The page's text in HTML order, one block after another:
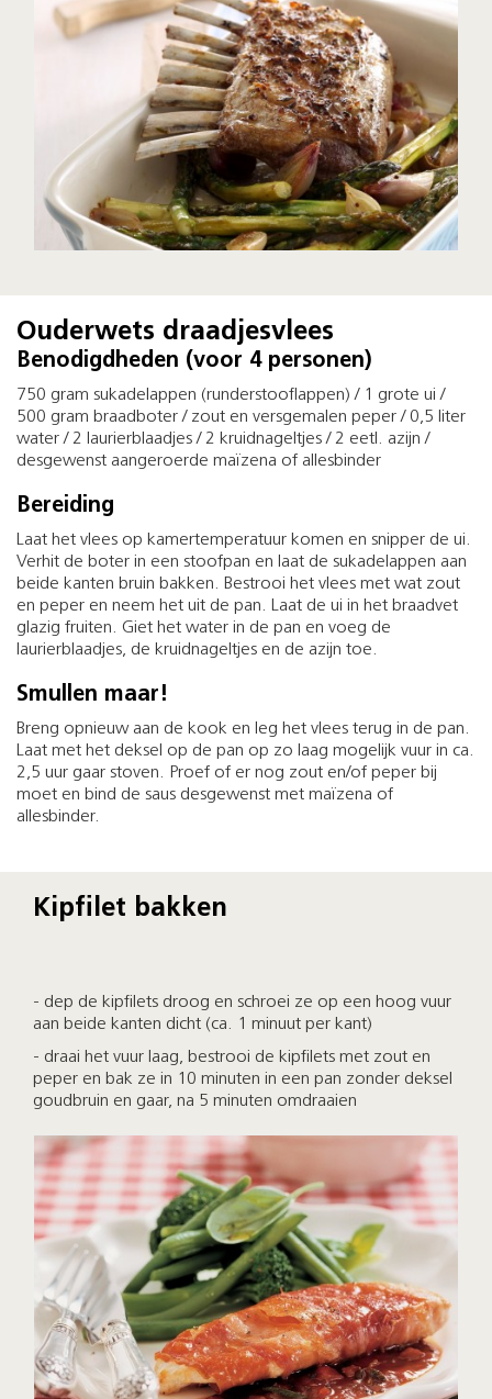
Ouderwets draadjesvlees
Benodigdheden (voor 4 personen)
750 gram sukadelappen (runderstooflappen) / 1 grote ui /
500 gram braadboter / zout en versgemalen peper / 0,5 liter
water / 2 laurierblaadjes / 2 kruidnageltjes / 2 eetl. azijn /
desgewenst aangeroerde maïzena of allesbinder
Bereiding
Laat het vlees op kamertemperatuur komen en snipper de ui.
Verhit de boter in een stoofpan en laat de sukadelappen aan
beide kanten bruin bakken. Bestrooi het vlees met wat zout
en peper en neem het uit de pan. Laat de ui in het braadvet
glazig fruiten. Giet het water in de pan en voeg de
laurierblaadjes, de kruidnageltjes en de azijn toe.
Smullen maar!
Breng opnieuw aan de kook en leg het vlees terug in de pan.
Laat met het deksel op de pan op zo laag mogelijk vuur in ca.
2,5 uur gaar stoven. Proef of er nog zout en/of peper bij
moet en bind de saus desgewenst met maïzena of
allesbinder.
Kipfilet bakken
- dep de kipfilets droog en schroei ze op een hoog vuur
aan beide kanten dicht (ca. 1 minuut per kant)
- draai het vuur laag, bestrooi de kipfilets met zout en
peper en bak ze in 10 minuten in een pan zonder deksel
goudbruin en gaar, na 5 minuten omdraaien